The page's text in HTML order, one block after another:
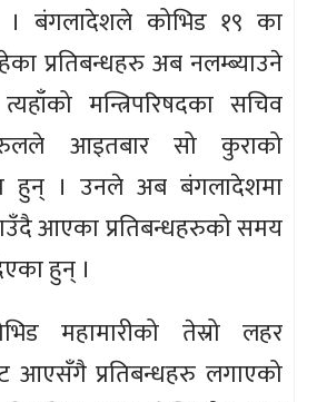
बंगलादेशले कोभिड १९ का
प्रतिबन्धहरु अब नलम्ब्याउने
मन्त्रिपरिषदका सचिव
आइतबार सो कुराको
हुन् । उनले अब बंगलादेशमा
आएका प्रतिबन्धहरुको समय
हुन् ।
महामारीको तेस्रो लहर
आएसँगै प्रतिबन्धहरु लगाएको